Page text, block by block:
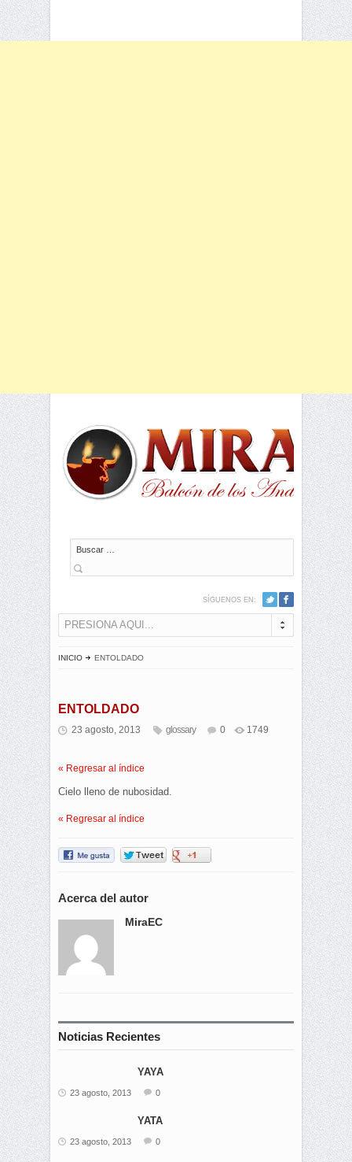
Buscar
SÍGUENOS EN:
PRESIONA AQUI...
INICIO ENTOLDADO
ENTOLDADO
23 agosto, 2013 glossary 0 1749
« Regresar al índice
Cielo lleno de nubosidad.
« Regresar al índice
Acerca del autor
MiraEC
Noticias Recientes
YAYA
23 agosto, 2013 0
YATA
23 agosto, 2013 0